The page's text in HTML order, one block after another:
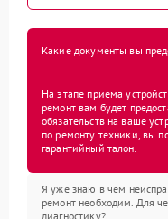
Какие документы вы
На этапе приема
ремонт вам будет
обязательств на ваше
по ремонту техники, вы
гарантийный талон.
Я уже знаю в чем
ремонт необходим. Для
диагностику?